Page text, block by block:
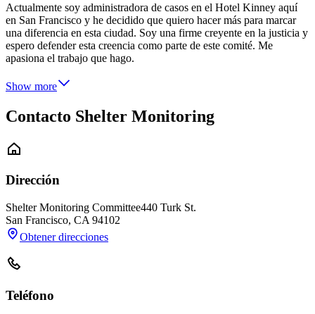
Actualmente soy administradora de casos en el Hotel Kinney aquí
en San Francisco y he decidido que quiero hacer más para marcar
una diferencia en esta ciudad. Soy una firme creyente en la justicia y
espero defender esta creencia como parte de este comité. Me
apasiona el trabajo que hago.
Show more
Contacto Shelter Monitoring
Dirección
Shelter Monitoring Committee440 Turk St.
San Francisco, CA 94102
Obtener direcciones
Teléfono